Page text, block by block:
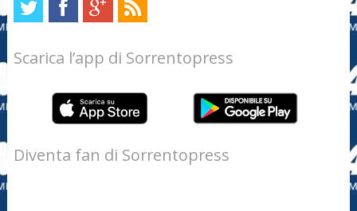
Scarica l’app di Sorrentopress
Diventa fan di Sorrentopress